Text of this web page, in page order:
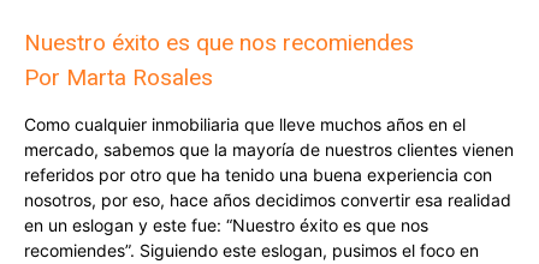
Nuestro éxito es que nos recomiendes
Por Marta Rosales
Como cualquier inmobiliaria que lleve muchos años en el
mercado, sabemos que la mayoría de nuestros clientes vienen
referidos por otro que ha tenido una buena experiencia con
nosotros, por eso, hace años decidimos convertir esa realidad
en un eslogan y este fue: “Nuestro éxito es que nos
recomiendes”. Siguiendo este eslogan, pusimos el foco en